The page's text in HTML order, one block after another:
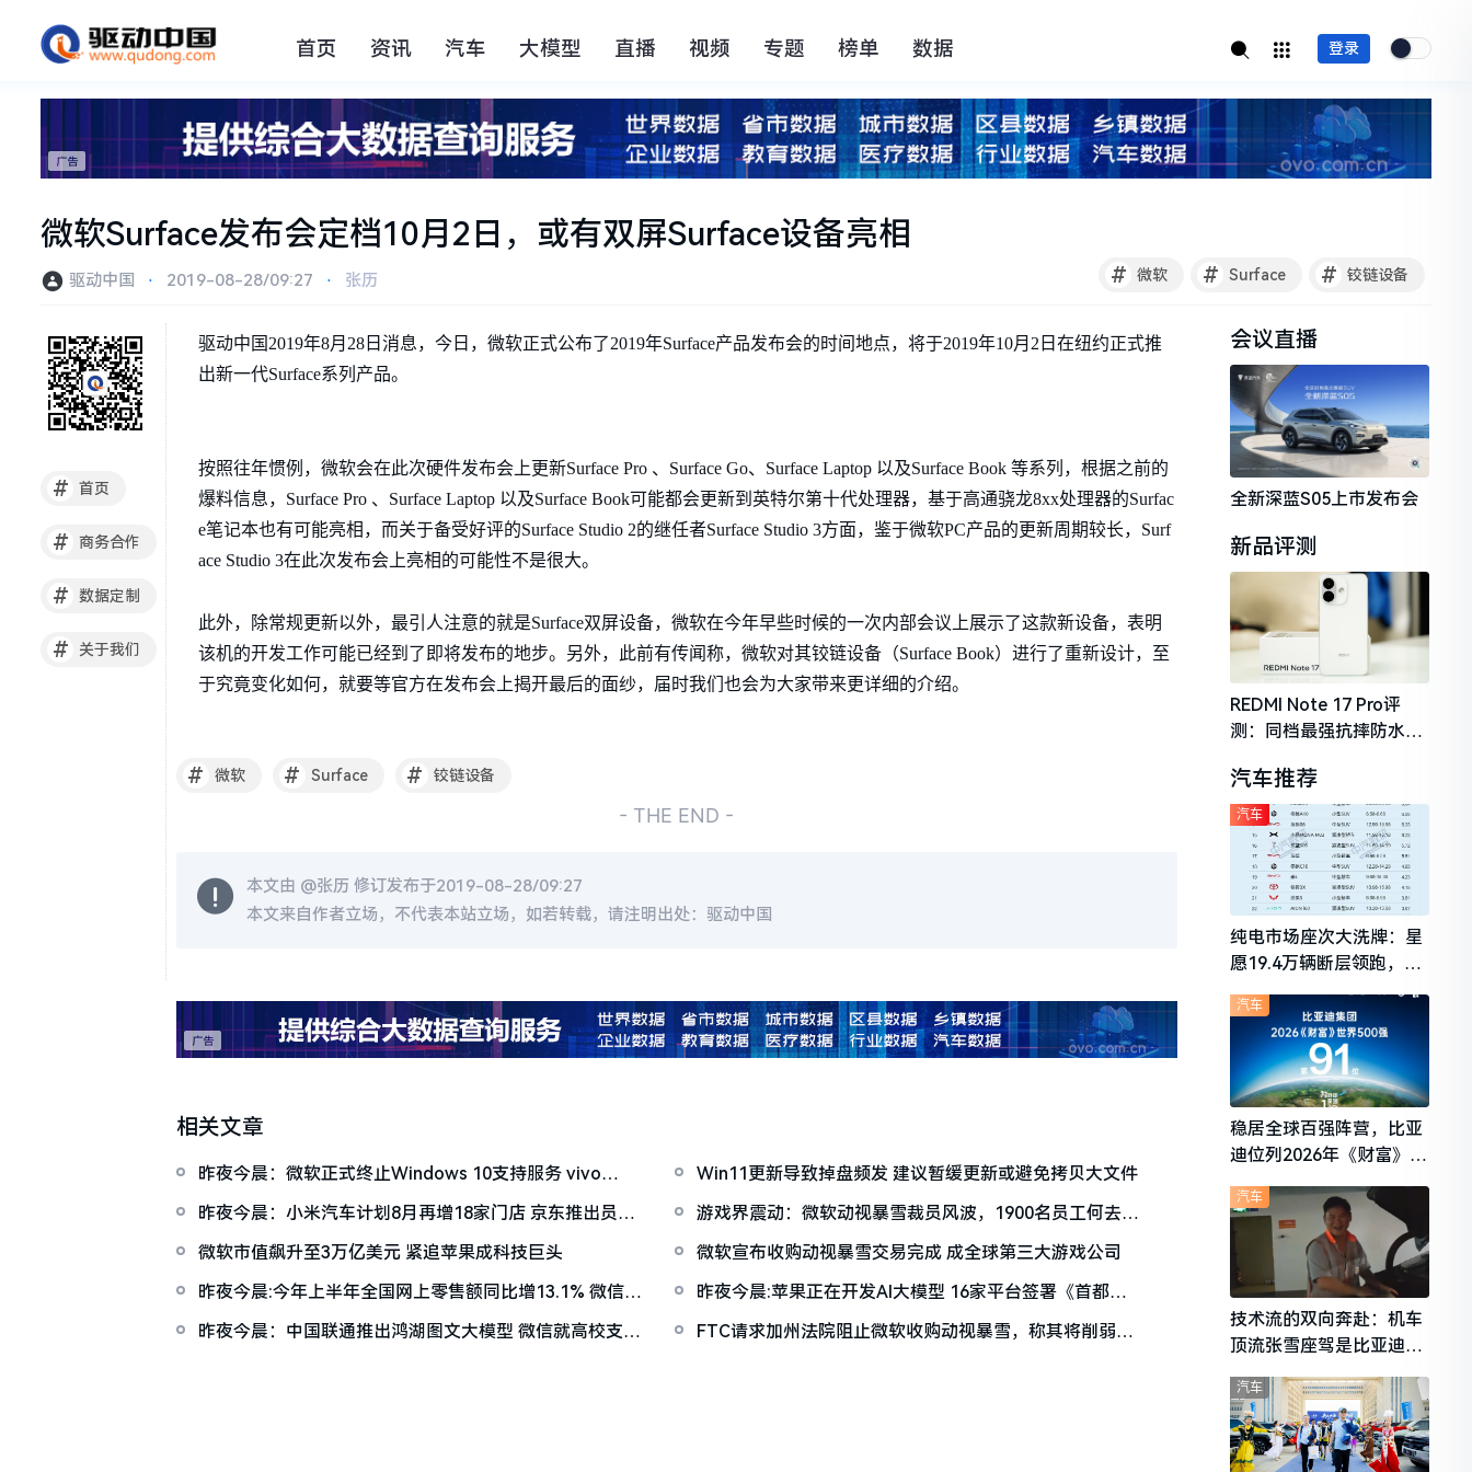
首页 资讯 汽车 大模型 直播 视频 专题 榜单 数据 登录
微软Surface发布会定档10月2日，或有双屏Surface设备亮相
# 微软 # Surface # 铰链设备
驱动中国 ⋅ 2019-08-28/09:27 ⋅ 张历
# 首页
# 商务合作
# 数据定制
# 关于我们
驱动中国2019年8月28日消息，今日，微软正式公布了2019年Surface产品发布会的时间地点，将于2019年10月2日在纽约正式推
出新一代Surface系列产品。
按照往年惯例，微软会在此次硬件发布会上更新Surface Pro 、Surface Go、Surface Laptop 以及Surface Book 等系列，根据之前的
爆料信息，Surface Pro 、Surface Laptop 以及Surface Book可能都会更新到英特尔第十代处理器，基于高通骁龙8xx处理器的Surfac
e笔记本也有可能亮相，而关于备受好评的Surface Studio 2的继任者Surface Studio 3方面，鉴于微软PC产品的更新周期较长，Surf
ace Studio 3在此次发布会上亮相的可能性不是很大。
此外，除常规更新以外，最引人注意的就是Surface双屏设备，微软在今年早些时候的一次内部会议上展示了这款新设备，表明
该机的开发工作可能已经到了即将发布的地步。另外，此前有传闻称，微软对其铰链设备（Surface Book）进行了重新设计，至
于究竟变化如何，就要等官方在发布会上揭开最后的面纱，届时我们也会为大家带来更详细的介绍。
# 微软 # Surface # 铰链设备
- THE END -
本文由 @张历 修订发布于2019-08-28/09:27
本文来自作者立场，不代表本站立场，如若转载，请注明出处：驱动中国
相关文章
昨夜今晨：微软正式终止Windows 10支持服务 vivo
X300系列发布
Win11更新导致掉盘频发 建议暂缓更新或避免拷贝大文件
昨夜今晨：小米汽车计划8月再增18家门店 京东推出员工
子女高考关怀政策
游戏界震动：微软动视暴雪裁员风波，1900名员工何去何
从？
微软市值飙升至3万亿美元 紧追苹果成科技巨头
微软宣布收购动视暴雪交易完成 成全球第三大游戏公司
昨夜今晨:今年上半年全国网上零售额同比增13.1% 微信推
行国际小额交易免手续费
昨夜今晨:苹果正在开发AI大模型 16家平台签署《首都互
联网平台“自媒体”管理行业自律公约》
昨夜今晨：中国联通推出鸿湖图文大模型 微信就高校支付
FTC请求加州法院阻止微软收购动视暴雪，称其将削弱竞
会议直播
全新深蓝S05上市发布会
新品评测
REDMI Note 17 Pro评
测：同档最强抗摔防水，
守门员
汽车推荐
纯电市场座次大洗牌：星
愿19.4万辆断层领跑，理
想i6成最强黑马
汽车
稳居全球百强阵营，比亚
迪位列2026年《财富》世
汽车
技术流的双向奔赴：机车
顶流张雪座驾是比亚迪秦
L
汽车
汽车